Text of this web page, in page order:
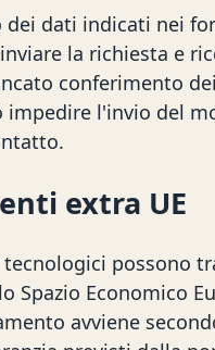
dati indicati nei
la richiesta e
conferimento
l'invio del
extra UE
possono
Spazio Economico
avviene